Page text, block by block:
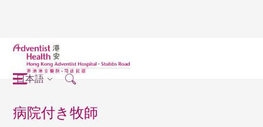
日本語
病院付き牧師